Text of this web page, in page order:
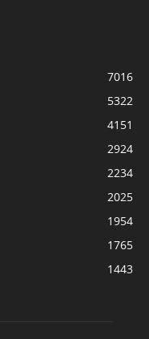
7016
5322
4151
2924
2234
2025
1954
1765
1443